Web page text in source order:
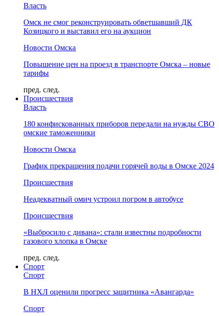
Власть
Омск не смог реконструировать обветшавший ДК
Козицкого и выставил его на аукцион
Новости Омска
Повышение цен на проезд в транспорте Омска – новые
тарифы
пред. след.
Происшествия
Власть
180 конфискованных приборов передали на нужды СВО
омские таможенники
Новости Омска
График прекращения подачи горячей воды в Омске 2024
Происшествия
Неадекватный омич устроил погром в автобусе
Происшествия
«Выбросило с дивана»: стали известны подробности
газового хлопка в Омске
пред. след.
Спорт
Спорт
В НХЛ оценили прогресс защитника «Авангарда»
Спорт